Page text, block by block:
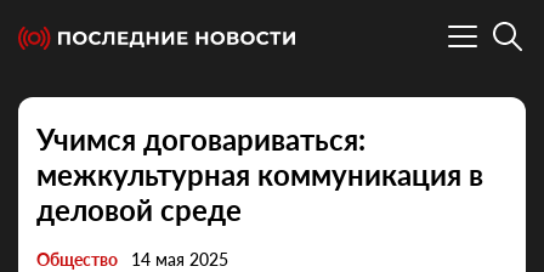
Учимся договариваться:
межкультурная коммуникация в
деловой среде
Общество 14 мая 2025